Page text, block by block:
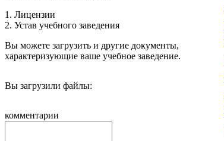
1. Лицензии
2. Устав учебного заведения
Вы можете загрузить и другие документы,
характеризующие ваше учебное заведение.
Вы загрузили файлы:
комментарии